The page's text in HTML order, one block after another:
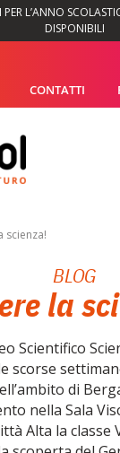
PER L’ANNO
DISPONIBILI
CONTATTI
scienza!
BLOG
la
Scientifico
scorse
di
nella Sala
Alta la classe